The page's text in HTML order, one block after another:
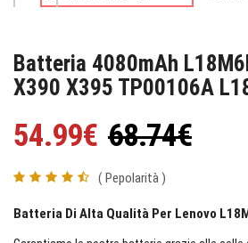
Batteria 4080mAh
X390 X395 TP00106A
54.99€ 68.74€
( Pepolarità )
Batteria Di Alta Qualità Per Lenovo